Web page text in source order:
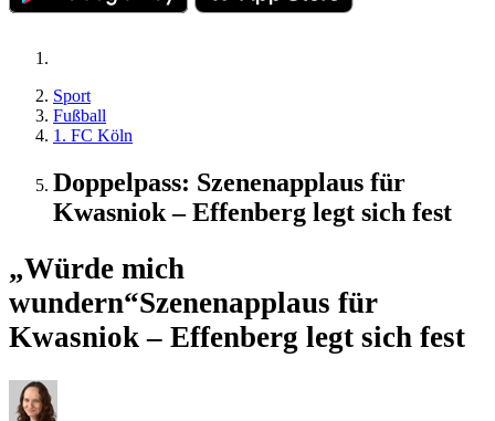
Sport
Fußball
1. FC Köln
Doppelpass: Szenenapplaus für
Kwasniok – Effenberg legt sich fest
„Würde mich
wundern“Szenenapplaus für
Kwasniok – Effenberg legt sich fest